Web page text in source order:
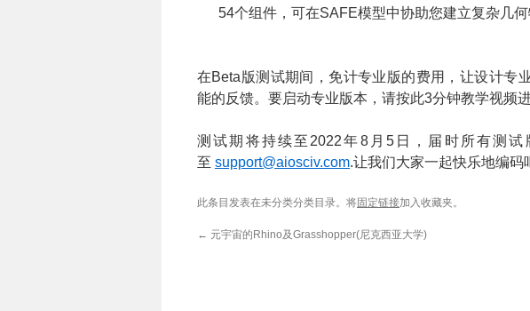
54个组件，可在SAFE模型中协助您建立复杂几何
在Beta版测试期间，免计专业版的费用，让设计专
能的反馈。要启动专业版本，请按此3分钟教学视频
测试期将持续至2022年8月5日，届时所有测
至 support@aiosciv.com.让我们大家一起快乐地编码
此条目发表在未分类分类目录。将固定链接加入收藏夹。
← 元宇宙的Rhino及Grasshopper(尼克西亚大学)